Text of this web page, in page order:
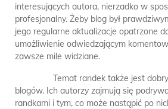
interesujących autora, nierzadko w
profesjonalny. Żeby blog był
jego regularne aktualizacje opatrzone
umożliwienie odwiedzającym
zawsze mile widziane.
Temat randek także jest dobrym
blogów. Ich autorzy zajmują się
randkami i tym, co może nastąpić po